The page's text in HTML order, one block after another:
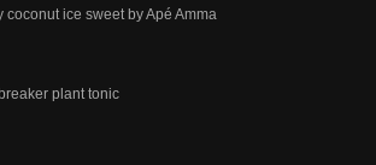
coconut ice sweet by Apé Amma
plant tonic